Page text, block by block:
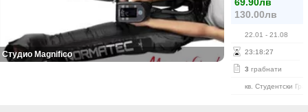
130.00лв
22.01 - 21.08
23:18:27
3 грабнати
кв. Студентски
Студио Magnifico